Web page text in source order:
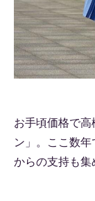
お手頃価格で
ン」。ここ数
からの支持も集